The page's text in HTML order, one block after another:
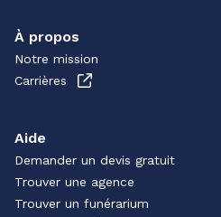
À propos
Notre mission
Carrières
Aide
Demander un devis gratuit
Trouver une agence
Trouver un funérarium